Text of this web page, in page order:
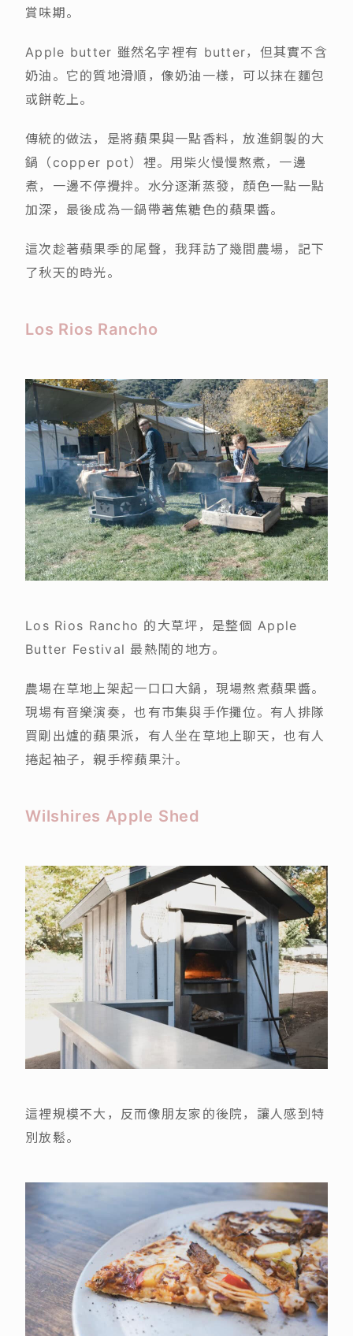
賞味期。
Apple butter 雖然名字裡有 butter，但其實不含
奶油。它的質地滑順，像奶油一樣，可以抹在麵包
或餅乾上。
傳統的做法，是將蘋果與一點香料，放進銅製的大
鍋（copper pot）裡。用柴火慢慢熬煮，一邊
煮，一邊不停攪拌。水分逐漸蒸發，顏色一點一點
加深，最後成為一鍋帶著焦糖色的蘋果醬。
這次趁著蘋果季的尾聲，我拜訪了幾間農場，記下
了秋天的時光。
Los Rios Rancho
Los Rios Rancho 的大草坪，是整個 Apple
Butter Festival 最熱鬧的地方。
農場在草地上架起一口口大鍋，現場熬煮蘋果醬。
現場有音樂演奏，也有市集與手作攤位。有人排隊
買剛出爐的蘋果派，有人坐在草地上聊天，也有人
捲起袖子，親手榨蘋果汁。
Wilshires Apple Shed
這裡規模不大，反而像朋友家的後院，讓人感到特
別放鬆。